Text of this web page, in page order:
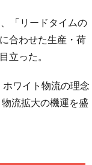
「リードタイムの
合わせた生産・荷
立った。
ワイト物流の理念
流拡大の機運を盛